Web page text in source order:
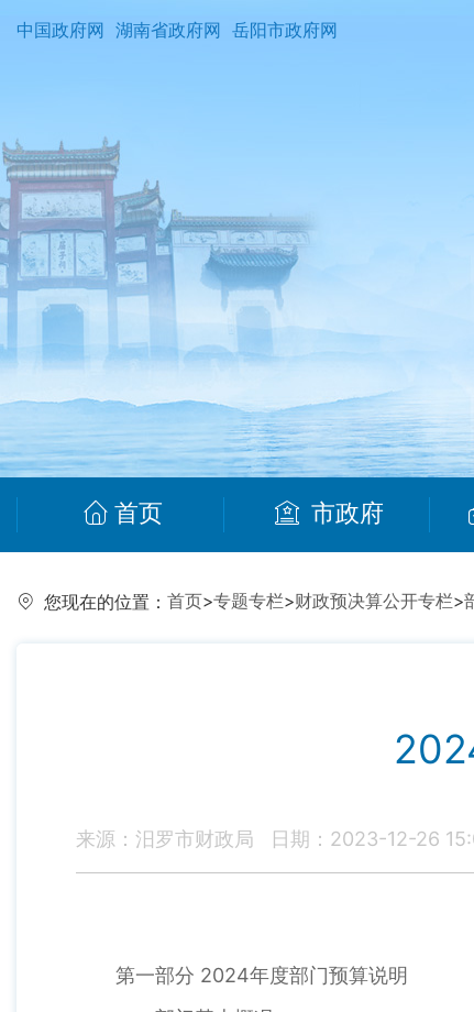
中国政府网 湖南省政府网 岳阳市政府网
首页 市政府
您现在的位置： 首页>专题专栏>财政预决算公开专栏>
来源：汨罗市财政局 日期：2023-12-26
第一部分 2024年度部门预算说明